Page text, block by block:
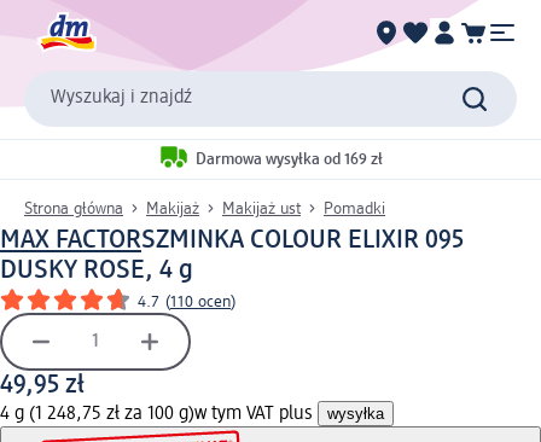
Wyszukaj i znajdź
Darmowa wysyłka od 169 zł
Strona główna Makijaż Makijaż ust Pomadki
MAX FACTORSZMINKA COLOUR ELIXIR 095
DUSKY ROSE, 4 g
4.7 (110 ocen)
49,95 zł
4 g (1 248,75 zł za 100 g)w tym VAT plus wysyłka